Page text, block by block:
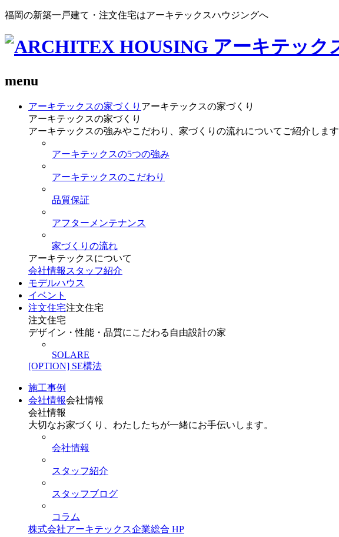
福岡の新築一戸建て・注文住宅はアーキテックスハウジングへ
menu
アーキテックスの家づくり アーキテックスの家づくり
アーキテックスの家づくり
アーキテックスの強みやこだわり、家づくりの流れについてご紹介します
アーキテックスの5つの強み
アーキテックスのこだわり
品質保証
アフターメンテナンス
家づくりの流れ
アーキテックスについて
会社情報 スタッフ紹介
モデルハウス
イベント
注文住宅注文住宅
注文住宅
デザイン・性能・品質にこだわる自由設計の家
SOLARE
[OPTION] SE構法
施工事例
会社情報会社情報
会社情報
大切なお家づくり、わたしたちが一緒にお手伝いします。
会社情報
スタッフ紹介
スタッフブログ
コラム
株式会社アーキテックス企業総合 HP